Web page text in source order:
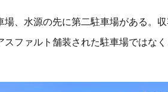
、水源の先に第二駐車場がある。
スファルト舗装された駐車場ではな